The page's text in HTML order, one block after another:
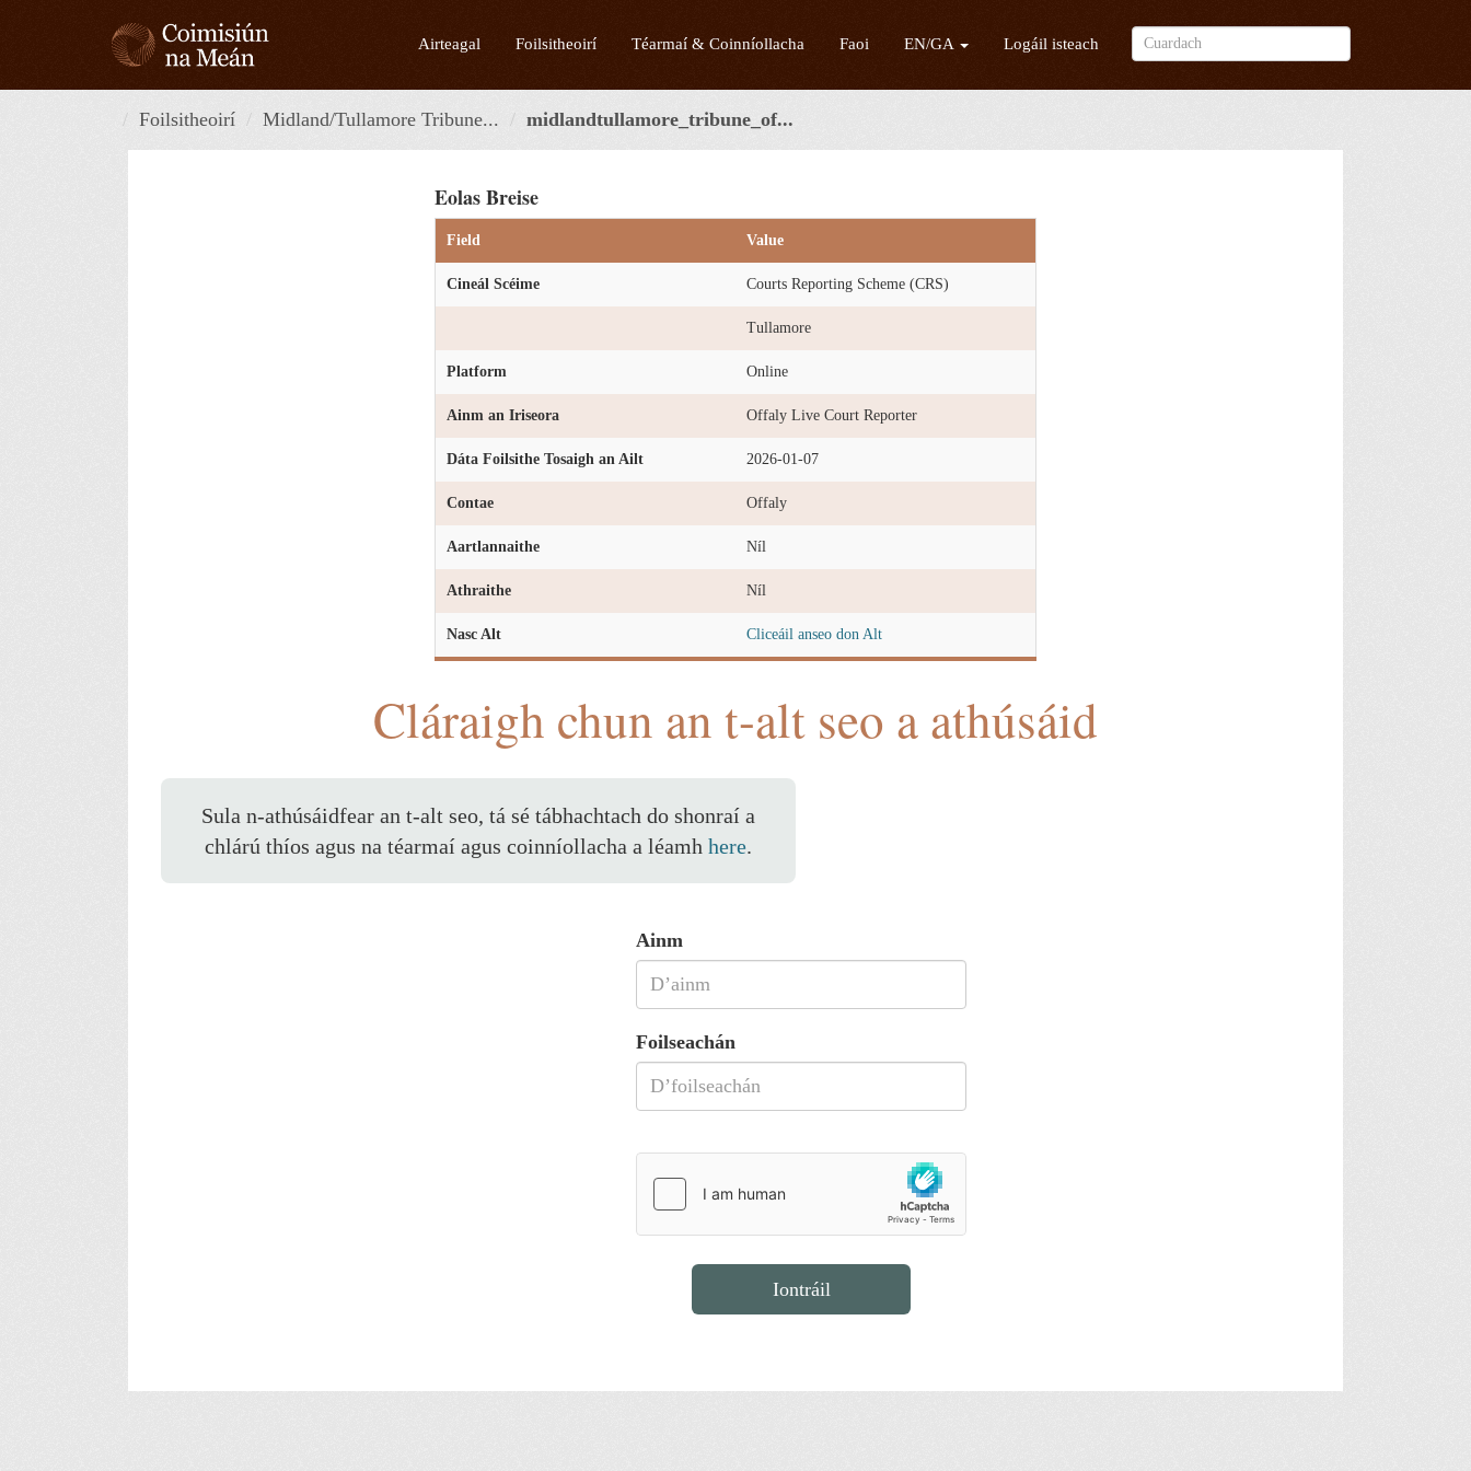
Airteagal Foilsitheoirí Téarmaí & Coinníollacha Faoi EN/GA Logáil isteach
Foilsitheoirí Midland/Tullamore Tribune... midlandtullamore_tribune_of...
Eolas Breise
Field Value
Cineál Scéime Courts Reporting Scheme (CRS)
Tullamore
Platform Online
Ainm an Iriseora Offaly Live Court Reporter
Dáta Foilsithe Tosaigh an Ailt 2026-01-07
Contae Offaly
Aartlannaithe Níl
Athraithe Níl
Nasc Alt Cliceáil anseo don Alt
Cláraigh chun an t-alt seo a athúsáid
Sula n-athúsáidfear an t-alt seo, tá sé tábhachtach do shonraí a
chlárú thíos agus na téarmaí agus coinníollacha a léamh here.
Ainm
Foilseachán
Iontráil